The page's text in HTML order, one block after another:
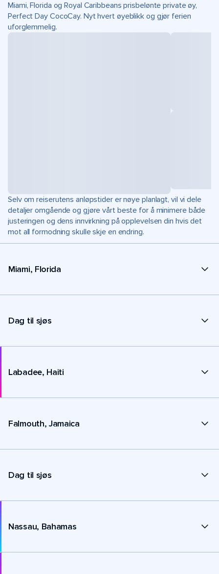
Miami, Florida og Royal Caribbeans prisbelønte private øy,
Perfect Day CocoCay. Nyt hvert øyeblikk og gjør ferien
uforglemmelig.
Selv om reiserutens anløpstider er nøye planlagt, vil vi dele
detaljer omgående og gjøre vårt beste for å minimere både
justeringen og dens innvirkning på opplevelsen din hvis det
mot all formodning skulle skje en endring.
Miami, Florida
Dag til sjøs
Labadee, Haiti
Falmouth, Jamaica
Dag til sjøs
Nassau, Bahamas